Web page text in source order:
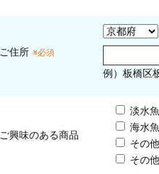
ご住所 ※必須
例）板橋区
ご興味のある商品
淡水
海水
その
その